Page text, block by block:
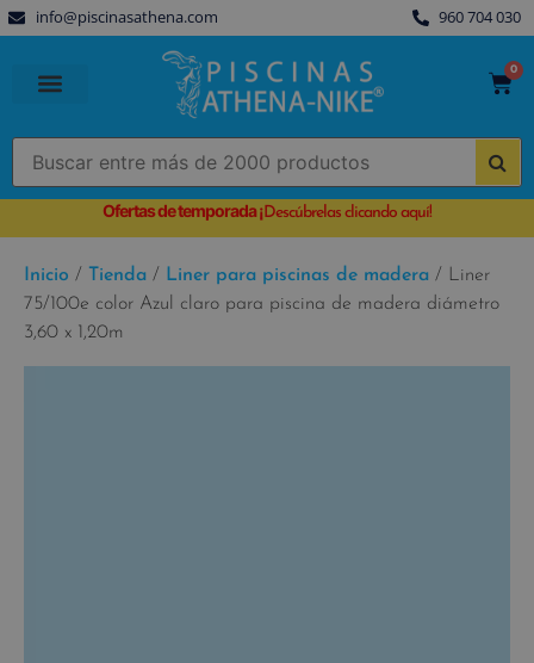
info@piscinasathena.com 960 704 030
0
Ofertas de temporada¡Descúbrelas clicando aquí!
Inicio / Tienda / Liner para piscinas de madera / Liner
75/100e color Azul claro para piscina de madera diámetro
3,60 x 1,20m